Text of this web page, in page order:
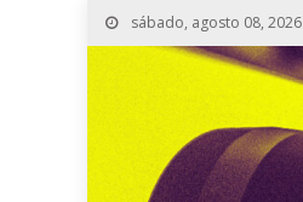
sábado, agosto 08, 2026